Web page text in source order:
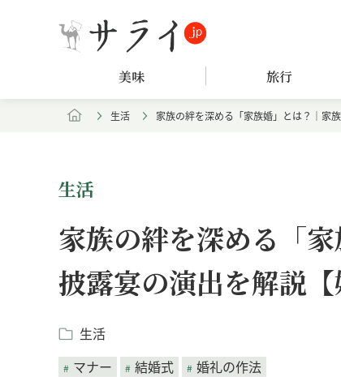
美味 旅行
生活 家族の絆を深める「家族婚」とは？｜家
生活
家族の絆を深める「
披露宴の演出を解説【
生活
マナー
結婚式 婚礼の作法